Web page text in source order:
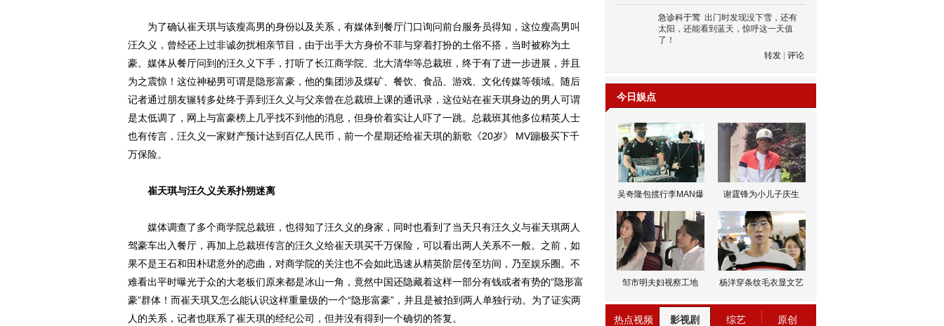
为了确认崔天琪与该瘦高男的身份以及关系，有媒体到餐厅门口询问前台服务员得知，这位瘦高男叫
汪久义，曾经还上过非诚勿扰相亲节目，由于出手大方身价不菲与穿着打扮的土俗不搭，当时被称为土
豪。媒体从餐厅问到的汪久义下手，打听了长江商学院、北大清华等总裁班，终于有了进一步进展，并且
为之震惊！这位神秘男可谓是隐形富豪，他的集团涉及煤矿、餐饮、食品、游戏、文化传媒等领域。随后
记者通过朋友辗转多处终于弄到汪久义与父亲曾在总裁班上课的通讯录，这位站在崔天琪身边的男人可谓
是太低调了，网上与富豪榜上几乎找不到他的消息，但身价着实让人吓了一跳。总裁班其他多位精英人士
也有传言，汪久义一家财产预计达到百亿人民币，前一个星期还给崔天琪的新歌《20岁》 MV蹦极买下千
万保险。
崔天琪与汪久义关系扑朔迷离
媒体调查了多个商学院总裁班，也得知了汪久义的身家，同时也看到了当天只有汪久义与崔天琪两人
驾豪车出入餐厅，再加上总裁班传言的汪久义给崔天琪买千万保险，可以看出两人关系不一般。之前，如
果不是王石和田朴珺意外的恋曲，对商学院的关注也不会如此迅速从精英阶层传至坊间，乃至娱乐圈。不
难看出平时曝光于众的大老板们原来都是冰山一角，竟然中国还隐藏着这样一部分有钱或者有势的“隐形富
豪”群体！而崔天琪又怎么能认识这样重量级的一个“隐形富豪”，并且是被拍到两人单独行动。为了证实两
人的关系，记者也联系了崔天琪的经纪公司，但并没有得到一个确切的答复。
急诊科于莺 出门时发现没下雪，还有
太阳，还能看到蓝天，惊呼这一天值
了！
转发
评论
今日娱点
吴奇隆包揽行李MAN爆 谢霆锋为小儿子庆生
邹市明夫妇视察工地 杨洋穿条纹毛衣显文艺
热点视频 影视剧 综艺 原创